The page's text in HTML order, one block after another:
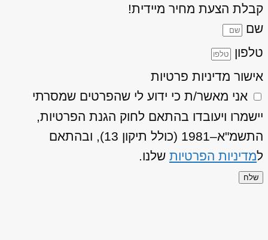
קבלת הצעת מחיר מיידית!
שם
טלפון
אישור מדיניות פרטיות
אני מאשר/ת כי ידוע לי שהפרטים שמסרתי
יישמרו ויעובדו בהתאם לחוק הגנת הפרטיות,
התשמ"א–1981 (כולל תיקון 13), ובהתאם
למדיניות הפרטיות שלנו.
שלח